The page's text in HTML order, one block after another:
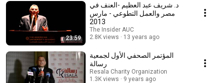
23:59
د. شريف عبد العظيم -العنف في
مصر والعمل التطوعي - مارس
2013
The Insider AUC
2.8K views
13 years ago
المؤتمر الصحفي الأول لجمعية
رسالة
Resala Charity Organization
1.3K views
9 years ago